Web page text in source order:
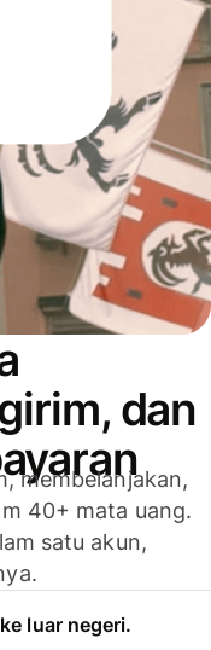
dan
membelanjakan,
40+ mata uang.
satu akun,
luar negeri.